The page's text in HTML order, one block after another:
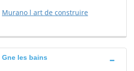
Murano l art de construire
les bains